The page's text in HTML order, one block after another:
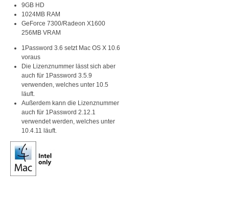
9GB HD
1024MB RAM
GeForce 7300/Radeon X1600
256MB VRAM
1Password 3.6 setzt Mac OS X 10.6
voraus
Die Lizenznummer lässt sich aber
auch für 1Password 3.5.9
verwenden, welches unter 10.5
läuft.
Außerdem kann die Lizenznummer
auch für 1Password 2.12.1
verwendet werden, welches unter
10.4.11 läuft.